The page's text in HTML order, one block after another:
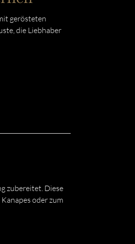
gerösteten
die Liebhaber
zubereitet. Diese
oder zum